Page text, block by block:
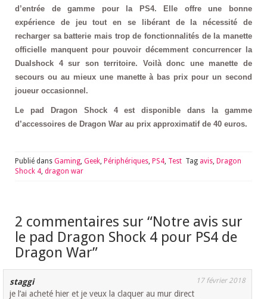
d’entrée de gamme pour la PS4. Elle offre une bonne
expérience de jeu tout en se libérant de la nécessité de
recharger sa batterie mais trop de fonctionnalités de la manette
officielle manquent pour pouvoir décemment concurrencer la
Dualshock 4 sur son territoire. Voilà donc une manette de
secours ou au mieux une manette à bas prix pour un second
joueur occasionnel.
Le pad Dragon Shock 4 est disponible dans la gamme
d’accessoires de Dragon War au prix approximatif de 40 euros.
Publié dans Gaming Geek Périphériques PS4 Test Tag avis Dragon
Shock 4 dragon war
2 commentaires sur “Notre avis sur
le pad Dragon Shock 4 pour PS4 de
Dragon War”
staggi 17 février 2018
je l’ai acheté hier et je veux la claquer au mur direct